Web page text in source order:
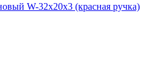
W-32х20х3 (красная ручка)